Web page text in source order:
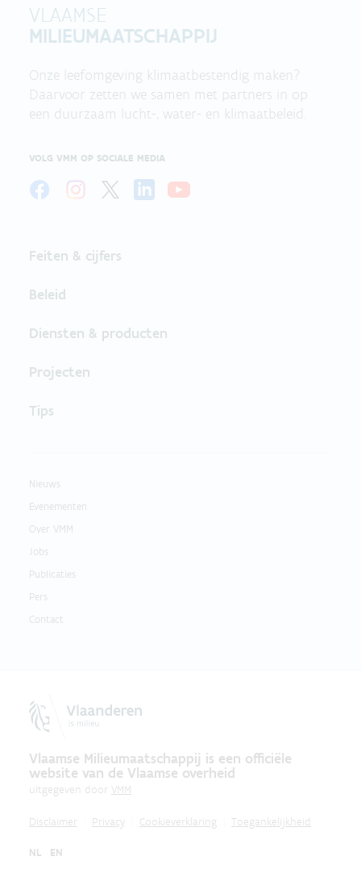
VLAAMSE
MILIEUMAATSCHAPPIJ
Onze leefomgeving klimaatbestendig maken?
Daarvoor zetten we samen met partners in op
een duurzaam lucht-, water- en klimaatbeleid.
VOLG VMM OP SOCIALE MEDIA
Feiten & cijfers
Beleid
Diensten & producten
Projecten
Tips
Nieuws
Evenementen
Over VMM
Jobs
Publicaties
Pers
Contact
Vlaamse Milieumaatschappij is een officiële
website van de Vlaamse overheid
uitgegeven door VMM
Disclaimer Privacy Cookieverklaring Toegankelijkheid
NL EN